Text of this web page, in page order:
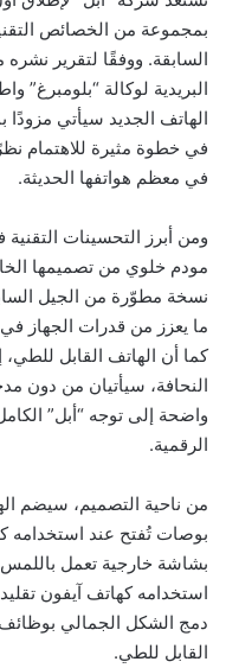
بمجموعة من الخصائص
في معظم هواتفها الحديثة.
ومن أبرز التحسينات
ما يعزز من قدرات الجهاز في
الرقمية.
بوصات تُفتح عند استخدامه
استخدامه كهاتف آيفون
دمج الشكل الجمالي بوظائف
القابل للطي.